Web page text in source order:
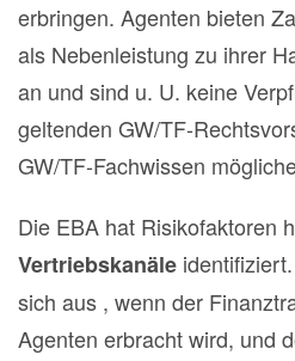
erbringen. Agenten bieten
als Nebenleistung zu ihrer
an und sind u. U. keine
geltenden GW/TF-
GW/TF-Fachwissen
Die EBA hat Risikofaktoren
Vertriebskanäle
sich aus , wenn der
Agenten erbracht wird, und